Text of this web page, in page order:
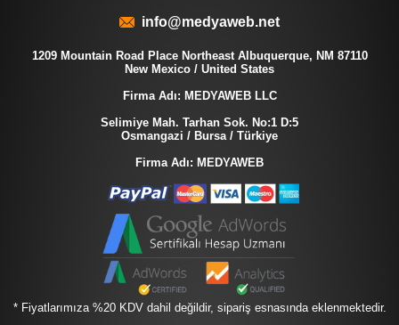
info@medyaweb.net
1209 Mountain Road Place Northeast Albuquerque, NM 87110
New Mexico / United States
Firma Adı: MEDYAWEB LLC
Selimiye Mah. Tarhan Sok. No:1 D:5
Osmangazi / Bursa / Türkiye
Firma Adı: MEDYAWEB
* Fiyatlarımıza %20 KDV dahil değildir, sipariş esnasında eklenmektedir.